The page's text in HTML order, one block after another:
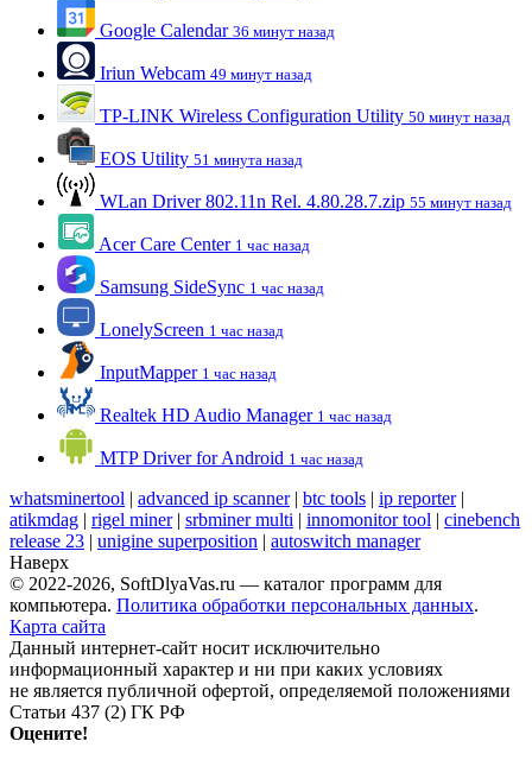
Google Calendar 36 минут назад
Iriun Webcam 49 минут назад
TP-LINK Wireless Configuration Utility 50 минут назад
EOS Utility 51 минута назад
WLan Driver 802.11n Rel. 4.80.28.7.zip 55 минут назад
Acer Care Center 1 час назад
Samsung SideSync 1 час назад
LonelyScreen 1 час назад
InputMapper 1 час назад
Realtek HD Audio Manager 1 час назад
MTP Driver for Android 1 час назад
whatsminertool | advanced ip scanner| btc tools | ip reporter|
atikmdag | rigel miner| srbminer multi | innomonitor tool | cinebench
release 23 | unigine superposition | autoswitch manager
Наверх
© 2022-2026, SoftDlyaVas.ru — каталог программ для
компьютера. Политика обработки персональных данных.
Карта сайта
Данный интернет-сайт носит исключительно
информационный характер и ни при каких условиях
не является публичной офертой, определяемой положениями
Статьи 437 (2) ГК РФ
Оцените!